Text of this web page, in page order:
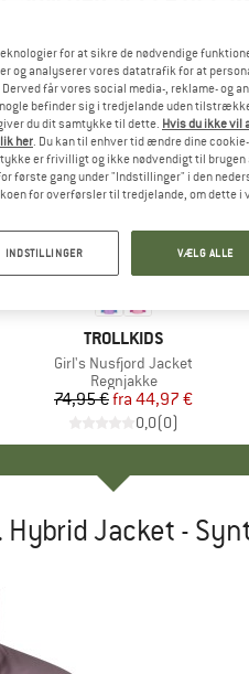
MÆRKE
TROLLKIDS
Artikel
Girl's Nusfjord Jacket
Produktgruppe
Regnjakke
Pris
74,95 € Nedsat pris
fra 44,97 €
0,0(0)
Rabat
til 40%
Jacket -
for at sikre de nødvendige
og analyserer vores datatrafik for at
får vores social media-, reklame- og
befinder sig i tredjelande uden
du dit samtykke til dette. Hvis du ikke vil
her. Du kan til enhver tid ændre dine
er frivilligt og ikke nødvendigt til brugen
første gang under "Indstillinger" i den
for overførsler til tredjelande, om dette i
INDSTILLINGER VÆLG ALLE